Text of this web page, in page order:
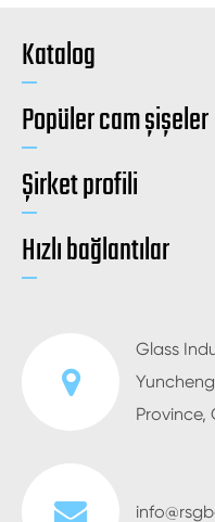
Katalog
Popüler cam şişeler
Şirket profili
Hızlı bağlantılar
Glass
Province,